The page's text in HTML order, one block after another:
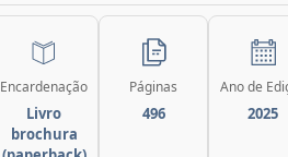
Encardenação
Livro
brochura
Páginas
496
Ano de
2025